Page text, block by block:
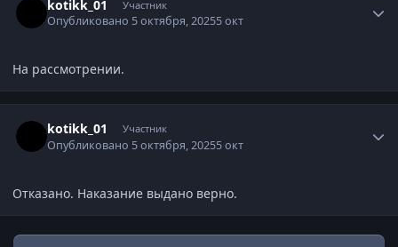
kotikk_01 Участник
Опубликовано 5 октября, 20255 окт
На рассмотрении.
kotikk_01 Участник
Опубликовано 5 октября, 20255 окт
Отказано. Наказание выдано верно.